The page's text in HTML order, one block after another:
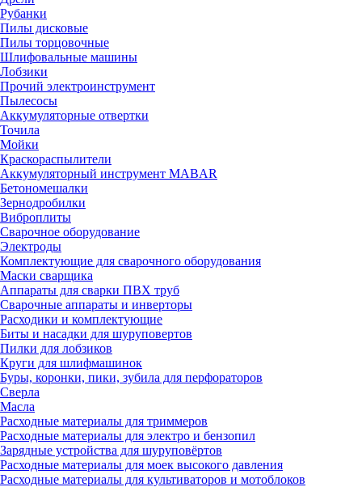
Рубанки
Пилы дисковые
Пилы торцовочные
Шлифовальные машины
Лобзики
Прочий электроинструмент
Пылесосы
Аккумуляторные отвертки
Точила
Мойки
Краскораспылители
Аккумуляторный инструмент MABAR
Бетономешалки
Зернодробилки
Виброплиты
Сварочное оборудование
Электроды
Комплектующие для сварочного оборудования
Маски сварщика
Аппараты для сварки ПВХ труб
Сварочные аппараты и инверторы
Расходики и комплектующие
Биты и насадки для шуруповертов
Пилки для лобзиков
Круги для шлифмашинок
Буры, коронки, пики, зубила для перфораторов
Сверла
Масла
Расходные материалы для триммеров
Расходные материалы для электро и бензопил
Зарядные устройства для шуруповёртов
Расходные материалы для моек высокого давления
Расходные материалы для культиваторов и мотоблоков